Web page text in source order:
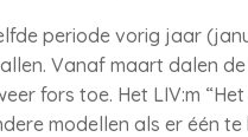
periode vorig jaar
Vanaf maart dalen
fors toe. Het LIV:m
modellen als er één